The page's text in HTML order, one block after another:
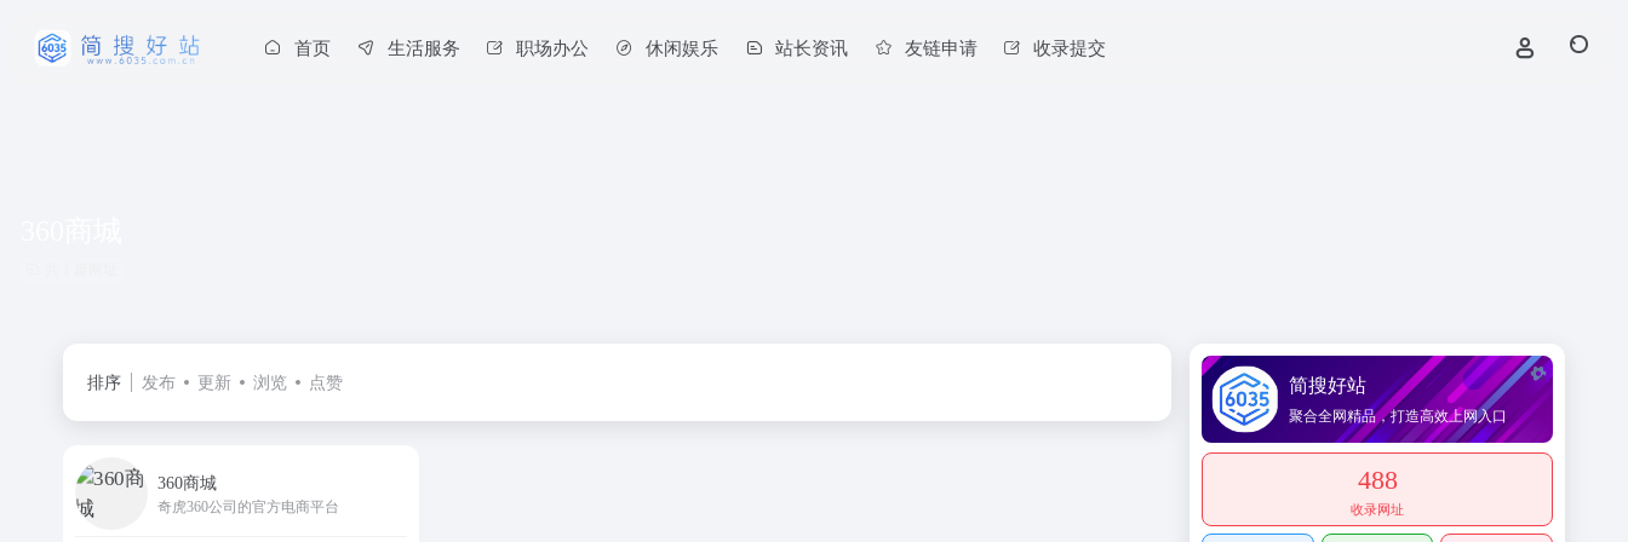
首页 生活服务 职场办公 休闲娱乐 站长资讯 友链申请 收录提交
排序 发布 更新 浏览 点赞
360商城
奇虎360公司的官方电商平台
简搜好站
聚合全网精品，打造高效上网入口
488
收录网址